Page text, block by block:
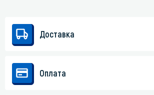
Доставка
Оплата